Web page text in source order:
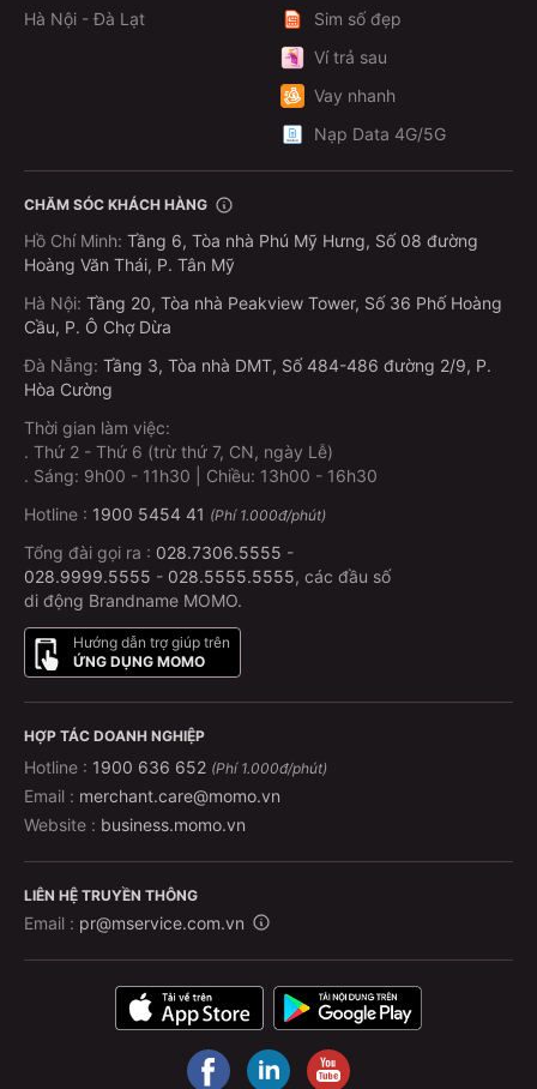
Hà Nội - Đà Lạt
Sim số đẹp
Ví trả sau
Vay nhanh
Nạp Data 4G/5G
CHĂM SÓC KHÁCH HÀNG
Hồ Chí Minh: Tầng 6, Tòa nhà Phú Mỹ Hưng, Số 08 đường
Hoàng Văn Thái, P. Tân Mỹ
Hà Nội: Tầng 20, Tòa nhà Peakview Tower, Số 36 Phố Hoàng
Cầu, P. Ô Chợ Dừa
Đà Nẵng: Tầng 3, Tòa nhà DMT, Số 484-486 đường 2/9, P.
Hòa Cường
Thời gian làm việc:
. Thứ 2 - Thứ 6 (trừ thứ 7, CN, ngày Lễ)
. Sáng: 9h00 - 11h30 | Chiều: 13h00 - 16h30
Hotline : 1900 5454 41 (Phí 1.000đ/phút)
Tổng đài gọi ra : 028.7306.5555 -
028.9999.5555 - 028.5555.5555, các đầu số
di động Brandname MOMO.
Hướng dẫn trợ giúp trên
ỨNG DỤNG MOMO
HỢP TÁC DOANH NGHIỆP
Hotline : 1900 636 652 (Phí 1.000đ/phút)
Email : merchant.care@momo.vn
Website : business.momo.vn
LIÊN HỆ TRUYỀN THÔNG
Email : pr@mservice.com.vn